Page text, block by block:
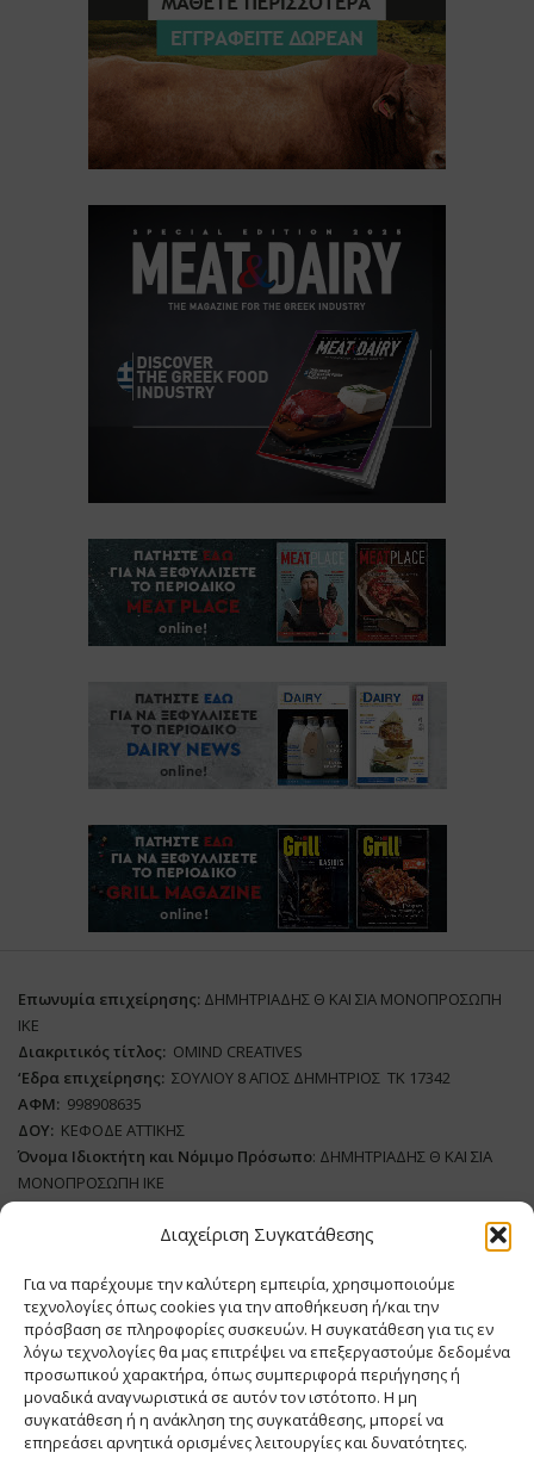
Διαχείριση Συγκατάθεσης
Για να παρέχουμε την καλύτερη εμπειρία, χρησιμοποιούμε
τεχνολογίες όπως cookies για την αποθήκευση ή/και την
πρόσβαση σε πληροφορίες συσκευών. Η συγκατάθεση για τις εν
λόγω τεχνολογίες θα μας επιτρέψει να επεξεργαστούμε δεδομένα
προσωπικού χαρακτήρα, όπως συμπεριφορά περιήγησης ή
μοναδικά αναγνωριστικά σε αυτόν τον ιστότοπο. Η μη
συγκατάθεση ή η ανάκληση της συγκατάθεσης, μπορεί να
επηρεάσει αρνητικά ορισμένες λειτουργίες και δυνατότητες.
Επωνυμία επιχείρησης: ΔΗΜΗΤΡΙΑΔΗΣ Θ ΚΑΙ ΣΙΑ ΜΟΝΟΠΡΟΣΩΠΗ
ΙΚΕ
Διακριτικός τίτλος: ΟΜΙΝD CREATIVES
‘Eδρα επιχείρησης: ΣΟΥΛΙΟΥ 8 ΑΓΙΟΣ ΔΗΜΗΤΡΙΟΣ ΤΚ 17342
ΑΦΜ: 998908635
ΔΟΥ: ΚΕΦΟΔΕ ΑΤΤΙΚΗΣ
Όνομα Ιδιοκτήτη και Νόμιμο Πρόσωπο: ΔΗΜΗΤΡΙΑΔΗΣ Θ ΚΑΙ ΣΙΑ
ΜΟΝΟΠΡΟΣΩΠΗ ΙΚΕ
Διευθυντής Σύνταξης:ΑΘΑΝΑΣΙΟΣ ΑΝΤΩΝΙΟΥ
ΔικαιούχοςDomain:ΔΗΜΗΤΡΙΑΔΗΣ Θ ΚΑΙ ΣΙΑ ΜΟΝΟΠΡΟΣΩΠΗ ΙΚΕ
Διευθυντής: ΕΥΘΥΜΙΑΤΟΥ ΜΑΡΙΑ
Διαχειριστής:
ΕΥΘΥΜΙΑΤΟΥ ΜΑΡΙΑ
Δήλωση Συμμόρφωσης